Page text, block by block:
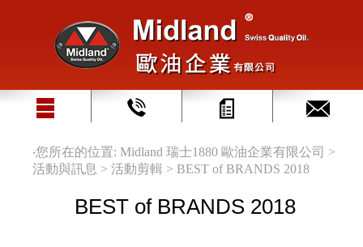
‧您所在的位置: Midland 瑞士1880 歐油企業有限公司 >
活動與訊息 > 活動剪輯 > BEST of BRANDS 2018
BEST of BRANDS 2018